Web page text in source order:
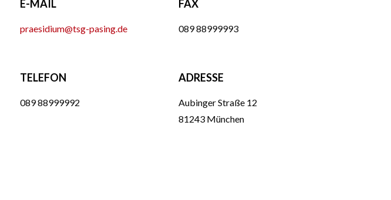
E-MAIL
praesidium@tsg-pasing.de
FAX
089 88999993
TELEFON
089 88999992
ADRESSE
Aubinger Straße 12
81243 München